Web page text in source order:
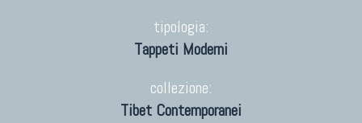
tipologia:
Tappeti Moderni
collezione:
Tibet Contemporanei